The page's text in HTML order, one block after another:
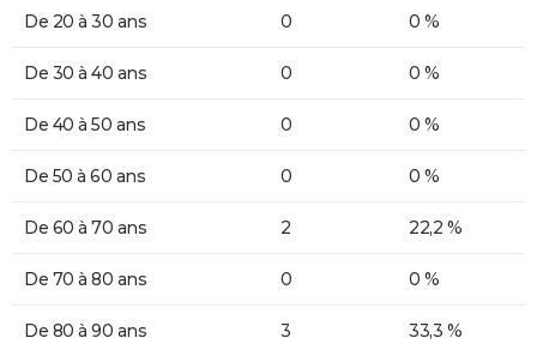
De 20 à 30 ans 0 0 %
De 30 à 40 ans 0 0 %
De 40 à 50 ans 0 0 %
De 50 à 60 ans 0 0 %
De 60 à 70 ans 2 22,2 %
De 70 à 80 ans 0 0 %
De 80 à 90 ans 3 33,3 %